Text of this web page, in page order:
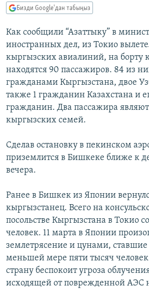
БҮГҮН АЗАТТЫКТА
ЭКСПЕРТТЕР ТАЛДАЙТ
БИЗ ЖАНА ДҮЙНӨ
ДАНИСТЕ
ЭЖЕ-СИҢДИЛЕР
АЗАТТЫК+
ЫҢГАЙСЫЗ СУРООЛОР
ПОДКАСТ
ӨЗГӨЧӨ ПИКИР
Русский
ОНЛАЙН ШЕРИНЕ
ЭЕ/АРнун бардык сайттары
Бизди Google'дан табыңыз
Как сообщили “Азаттыку” в
иностранных дел, из Токио
кыргызских авиалиний, на борту
находятся 90 пассажиров. 84 из
гражданами Кыргызстана, двое
также 1 гражданин Казахстана и
гражданин. Два пассажира
кыргызских семей.
Сделав остановку в пекинском
приземлится в Бишкеке ближе к
вечера.
Ранее в Бишкек из Японии
кыргызстанец. Всего на
посольстве Кыргызстана в Токио
человек. 11 марта в Японии
землетрясение и цунами,
меньшей мере пяти тысяч
страну беспокоит угроза
исходящей от поврежденной АЭС